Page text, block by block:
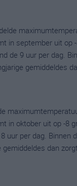
in september uit op
de 9 uur per dag.
gemiddeldes
in oktober uit op -8
uur per dag. Binnen
dan